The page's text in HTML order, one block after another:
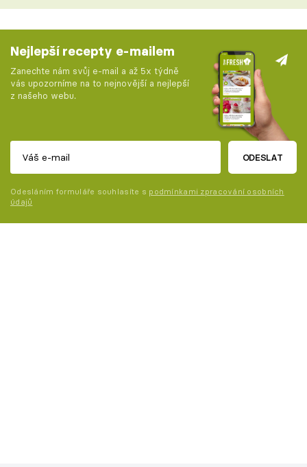
Nejlepší recepty e-mailem
Zanechte nám svůj e-mail a až 5x týdně
vás upozorníme na to nejnovější a nejlepší
z našeho webu.
ODESLAT
Odesláním formuláře souhlasíte s podmínkami zpracování osobních
údajů